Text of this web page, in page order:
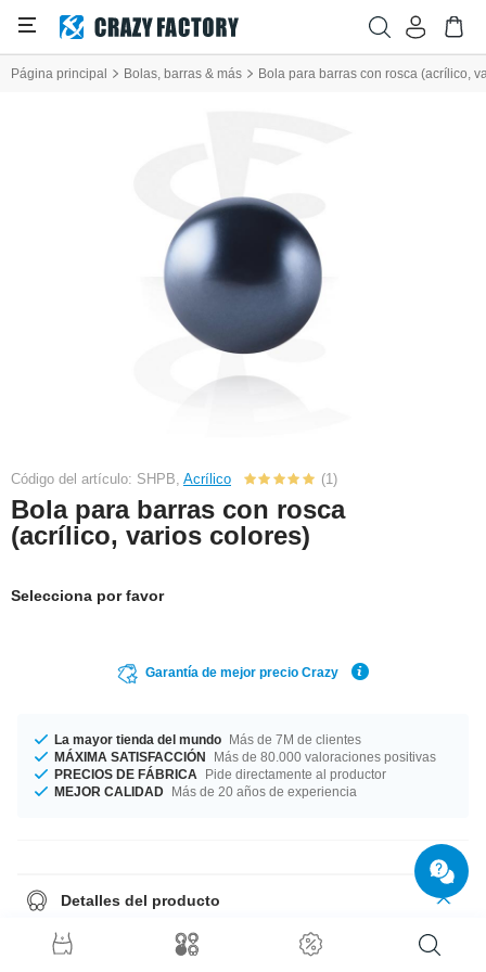
Página principal Bolas, barras & más Bola para barras con rosca (acrílico,
Código del artículo: SHPB, Acrílico (1)
Bola para barras con rosca
(acrílico, varios colores)
Selecciona por favor
Garantía de mejor precio Crazy
La mayor tienda del mundo Más de 7M de clientes
MÁXIMA SATISFACCIÓN
Más de 80.000 valoraciones positivas
PRECIOS DE FÁBRICA
Pide directamente al productor
MEJOR CALIDAD Más de 20 años de experiencia
Detalles del producto
Dos grosores disponibles para que elijas tu favorito: 1.2 mm y 1.6 mm.
Disponible en varios tamaños empezando en diámetros de 2.5 mm hasta